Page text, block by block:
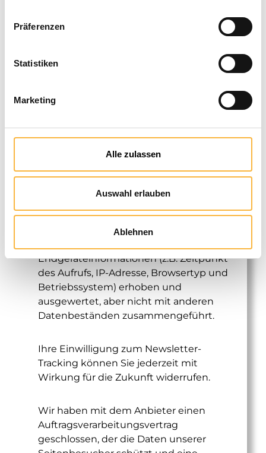
Präferenzen
Statistiken
Marketing
Alle zulassen
Auswahl erlauben
Ablehnen
bereitgestellten Daten gem. Art. 6 Abs.
damit dieser den Newsletterversand in
unserem Auftrag übernimmt.
Vorbehaltlich Ihrer ausdrücklichen
DSGVO führt der Anbieter darüber
Erfolgsauswertung von Newsletter-
Kampagnen mittels Web Beacons bzw.
Zählpixel in den versendeten E-Mails
spezifische Interaktionen mit den
Inhalten des Newsletters messen
Endgeräteinformationen (z.B. Zeitpunkt
des Aufrufs, IP-Adresse, Browsertyp und
Betriebssystem) erhoben und
ausgewertet, aber nicht mit anderen
Datenbeständen zusammengeführt.
Ihre Einwilligung zum Newsletter-
Tracking können Sie jederzeit mit
Wirkung für die Zukunft widerrufen.
Wir haben mit dem Anbieter einen
Auftragsverarbeitungsvertrag
geschlossen, der die Daten unserer